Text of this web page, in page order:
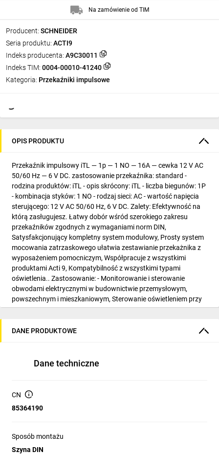
Producent: SCHNEIDER
Seria produktu: ACTI9
Indeks producenta: A9C30011
Indeks TIM: 0004-00010-41240
Kategoria: Przekaźniki impulsowe
Na zamówienie od TIM
OPIS PRODUKTU
Przekaźnik impulsowy iTL — 1p — 1 NO — 16A — cewka 12 V AC
50/60 Hz — 6 V DC. zastosowanie przekaźnika: standard -
rodzina produktów: iTL - opis skrócony: iTL - liczba biegunów: 1P
- kombinacja styków: 1 NO - rodzaj sieci: AC - wartość napięcia
sterującego: 12 V AC 50/60 Hz, 6 V DC. Zalety: Efektywność na
którą zasługujesz. Łatwy dobór wśród szerokiego zakresu
przekaźników zgodnych z wymaganiami norm DIN,
Satysfakcjonujący kompletny system modułowy, Prosty system
mocowania zatrzaskowego ułatwia zestawianie przekażnika z
wyposażeniem pomocniczym, Współpracuje z wszystkimi
produktami Acti 9, Kompatybilność z wszystkimi typami
oświetlenia.. Zastosowanie: - Monitorowanie i sterowanie
obwodami elektrycznymi w budownictwie przemysłowym,
powszechnym i mieszkaniowym, Sterowanie oświetleniem przy
użyciu kilku przycisków..
DANE PRODUKTOWE
Dane techniczne
CN
85364190
Sposób montażu
Szyna DIN